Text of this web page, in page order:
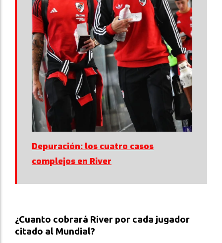
Depuración: los cuatro casos
complejos en River
¿Cuanto cobrará River por cada jugador
citado al Mundial?